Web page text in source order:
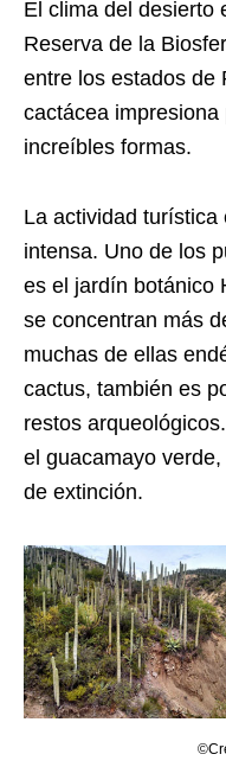
El clima del desierto
Reserva de la
entre los estados de
cactácea
increíbles formas.
La actividad
intensa. Uno de los
es el jardín botánico
se concentran más
muchas de ellas
cactus, también es
restos
el guacamayo
de extinción.